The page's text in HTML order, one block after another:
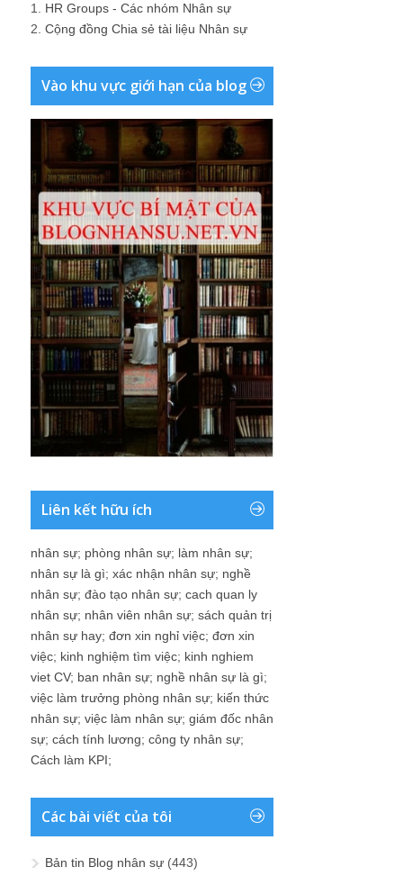
1. HR Groups - Các nhóm Nhân sự
2. Cộng đồng Chia sẻ tài liệu Nhân sự
Vào khu vực giới hạn của blog
Liên kết hữu ích
nhân sự; phòng nhân sự; làm nhân sự;
nhân sự là gì; xác nhận nhân sự; nghề
nhân sự; đào tạo nhân sự; cach quan ly
nhân sự; nhân viên nhân sự; sách quản trị
nhân sự hay; đơn xin nghỉ việc; đơn xin
việc; kinh nghiệm tìm việc; kinh nghiem
viet CV; ban nhân sự; nghề nhân sự là gì;
việc làm trưởng phòng nhân sự; kiến thức
nhân sự; việc làm nhân sự; giám đốc nhân
sự; cách tính lương; công ty nhân sự;
Cách làm KPI;
Các bài viết của tôi
Bản tin Blog nhân sự (443)